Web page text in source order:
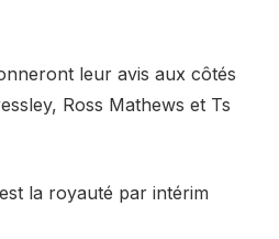
leur avis aux côtés
Ross Mathews et Ts
la royauté par intérim